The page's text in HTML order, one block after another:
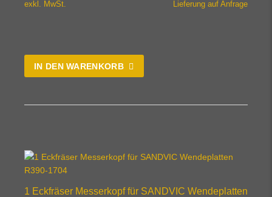
exkl. MwSt. Lieferung auf Anfrage
IN DEN WARENKORB
1 Eckfräser Messerkopf für SANDVIC Wendeplatten